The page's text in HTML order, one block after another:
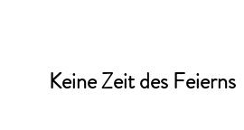
Keine Zeit des Feierns